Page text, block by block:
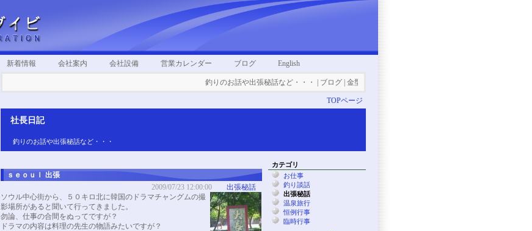
新着情報 会社案内 会社設備 営業カレンダー ブログ English
釣りのお話や出張秘話など・・・ | ブログ | 金型設計・3D-CAD｜株式会社ダイビ
TOPページ
社長日記
釣りのお話や出張秘話など・・・
ｓｅｏｕｌ 出張
2009/07/23 12:00:00 出張秘話
ソウル中心街から、５０キロ北に韓国のドラマチャングムの撮
影場所があると聞いて行ってきました。
勿論、仕事の合間をぬってですが？
ドラマの内容は料理の先生の物語みたいですが？
カテゴリ
お仕事
釣り談話
出張秘話
温泉旅行
恒例行事
臨時行事